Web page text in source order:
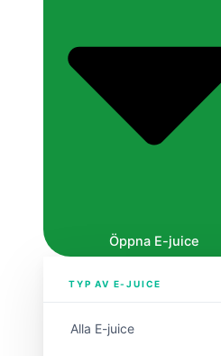
Öppna E-juice
TYP AV E-JUICE
Alla E-juice